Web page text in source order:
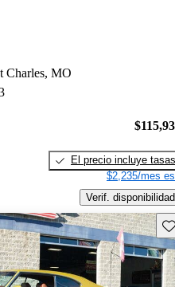
Charles, MO
El precio incluye tasas
$2,235/mes
Verif. disponibilidad